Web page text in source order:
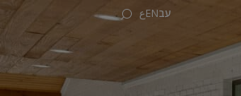
עבENع